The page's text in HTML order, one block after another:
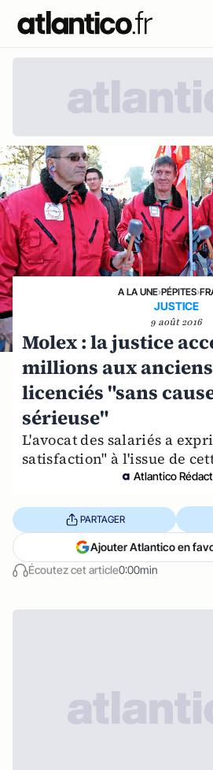
A LA UNE›PÉPITES›
JUSTICE
9 août 2016
Molex : la justice
millions aux
licenciés "sans
sérieuse"
L'avocat des salariés a
satisfaction" à l'issue de
Atlantico
Écoutez cet article0:00min
PARTAGER
Ajouter Atlantico en